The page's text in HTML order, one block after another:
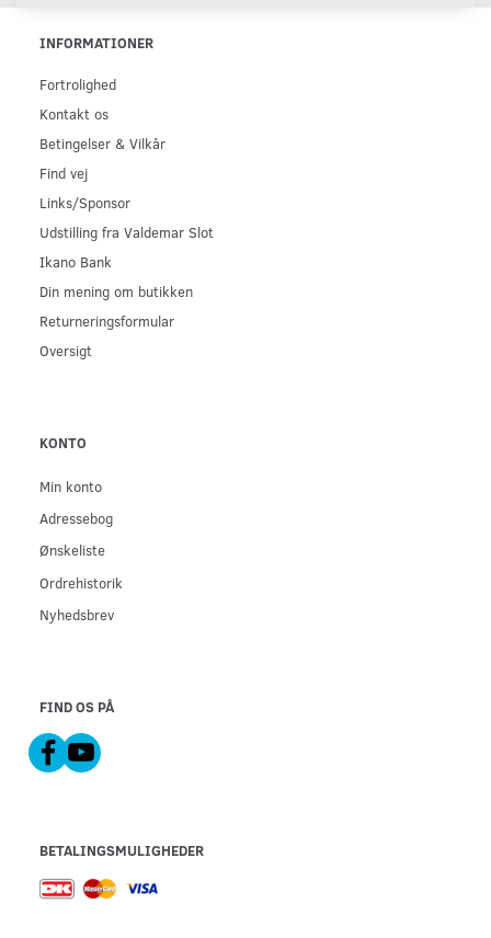
INFORMATIONER
Fortrolighed
Kontakt os
Betingelser & Vilkår
Find vej
Links/Sponsor
Udstilling fra Valdemar Slot
Ikano Bank
Din mening om butikken
Returneringsformular
Oversigt
KONTO
Min konto
Adressebog
Ønskeliste
Ordrehistorik
Nyhedsbrev
FIND OS PÅ
BETALINGSMULIGHEDER